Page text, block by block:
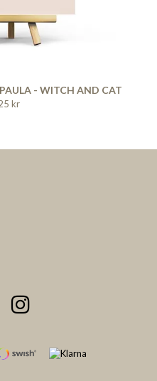
- WITCH AND CAT
kr